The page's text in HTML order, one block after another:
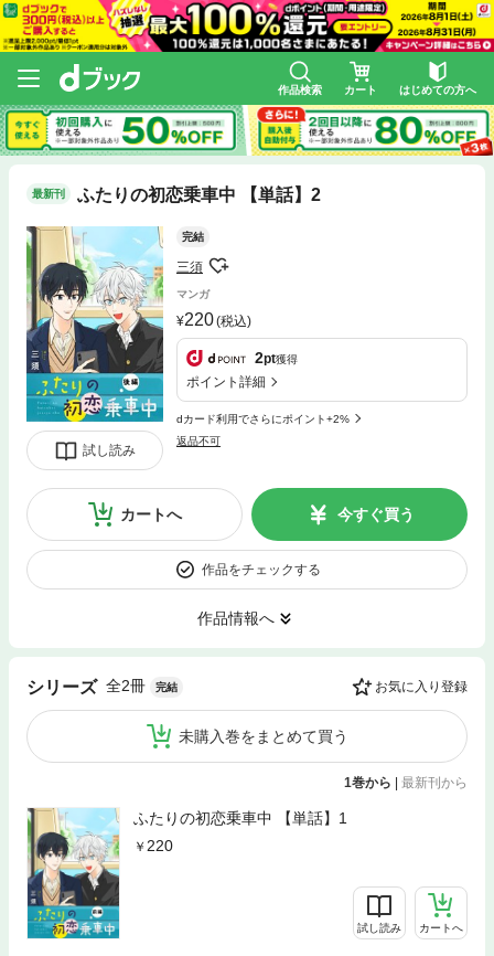
作品検索 カート はじめての方へ
最新刊 ふたりの初恋乗車中 【単話】2
試し読み
完結
三須
マンガ
220(税込)
2pt獲得
ポイント詳細
dカード利用でさらにポイント+2%
返品不可
カートへ 今すぐ買う
作品をチェックする
作品情報へ
シリーズ 全2冊 完結 お気に入り登録
未購入巻をまとめて買う
1巻から | 最新刊から
ふたりの初恋乗車中 【単話】1
220
試し読み カートへ